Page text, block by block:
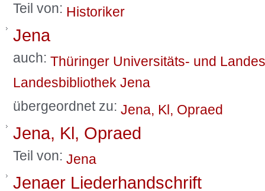
Teil von: Historiker
Jena
auch: Thüringer Universitäts- und
Landesbibliothek Jena
übergeordnet zu: Jena, Kl, Opraed
Jena, Kl, Opraed
Teil von: Jena
Jenaer Liederhandschrift